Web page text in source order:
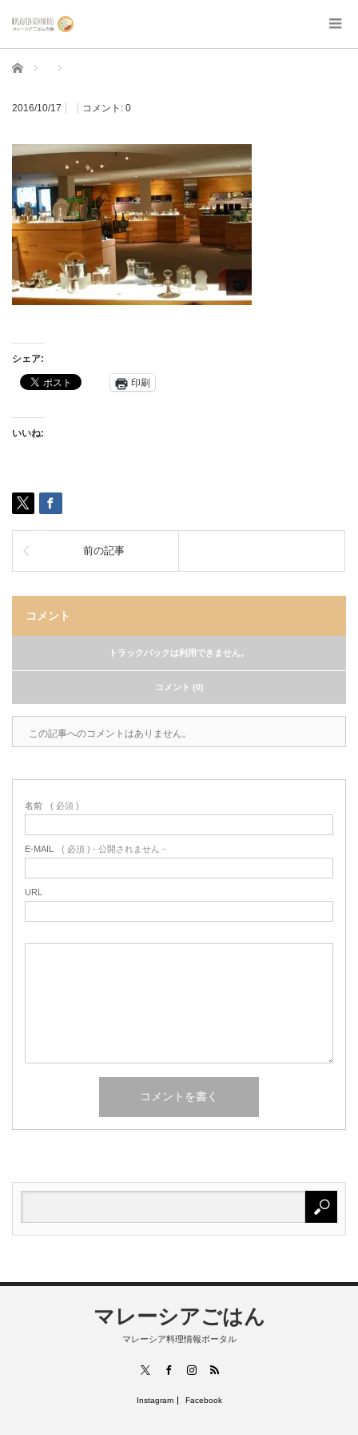
ホーム
2016/10/17 コメント: 0
シェア:
印刷
いいね:
前の記事
コメント
トラックバックは利用できません。
コメント (0)
この記事へのコメントはありません。
名前 ( 必須 )
E-MAIL ( 必須 ) - 公開されません -
URL
マレーシアごはん
マレーシア料理情報ポータル
FacebookInstagram
RSS
Instagram Facebook